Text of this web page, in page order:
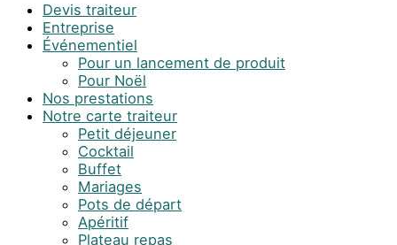
Devis traiteur
Entreprise
Événementiel
Pour un lancement de produit
Pour Noël
Nos prestations
Notre carte traiteur
Petit déjeuner
Cocktail
Buffet
Mariages
Pots de départ
Apéritif
Plateau repas